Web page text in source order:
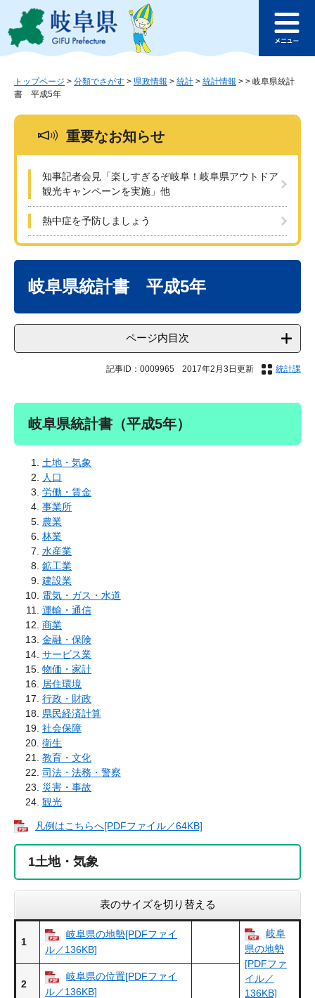
ジ
ュ
このページの本文へ
ュ
トップページ > 分類でさがす > 県政情報 > 統計 > 統計情報 > > 岐阜県統計
書 平成5年
重要なお知らせ
知事記者会見「楽しすぎるぞ岐阜！岐阜県アウトドア
観光キャンペーンを実施」他
熱中症を予防しましょう
岐阜県統計書 平成5年
ページ内目次
記事ID：0009965 2017年2月3日更新 統計課
岐阜県統計書（平成5年）
土地・気象
人口
労働・賃金
事業所
農業
林業
水産業
鉱工業
建設業
電気・ガス・水道
運輸・通信
商業
金融・保険
サービス業
物価・家計
居住環境
行政・財政
県民経済計算
社会保障
衛生
教育・文化
司法・法務・警察
災害・事故
観光
凡例はこちらへ[PDFファイル／64KB]
1土地・気象
表のサイズを切り替える
1
岐阜県の地勢[PDFファイ
ル／136KB]
岐阜
県の地勢
[PDFファ
イル／
136KB]
2
岐阜県の位置[PDFファイ
ル／136KB]